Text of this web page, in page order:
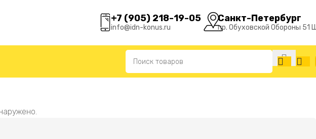
+7 (905) 218-19-05
info@idn-konus.ru
Санкт-Петербург
пр. Обуховской Обороны 51